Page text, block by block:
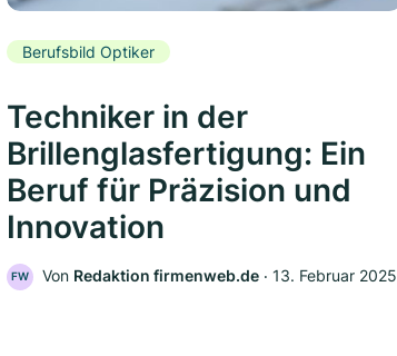
Berufsbild Optiker
Techniker in der
Brillenglasfertigung: Ein
Beruf für Präzision und
Innovation
FW Von Redaktion firmenweb.de ‧ 13. Februar 2025